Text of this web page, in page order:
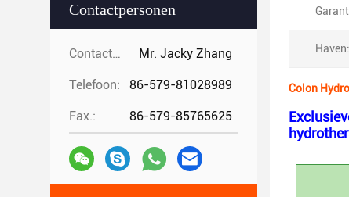
Contactpersonen
Contactpersonen: Mr. Jacky Zhang
Telefoon: 86-579-81028989
Fax.: 86-579-85765625
Haven:
Colon